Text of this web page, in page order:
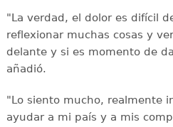
"La verdad, el dolor es difícil
reflexionar muchas cosas y
delante y si es momento de
añadió.
"Lo siento mucho, realmente
ayudar a mi país y a mis